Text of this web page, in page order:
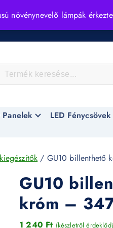
növénynevelő lámpák
Panelek LED Fénycsövek
/ GU10 billenthető
GU10
króm –
1 240 Ft (készletről